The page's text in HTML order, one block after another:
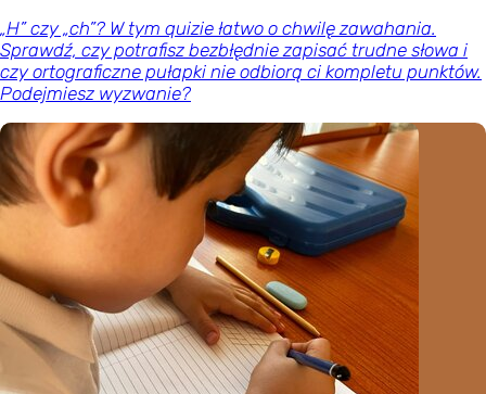
„H” czy „ch”? W tym quizie łatwo o chwilę zawahania.
Sprawdź, czy potrafisz bezbłędnie zapisać trudne słowa i
czy ortograficzne pułapki nie odbiorą ci kompletu punktów.
Podejmiesz wyzwanie?